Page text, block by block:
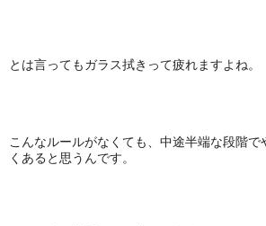
とは言ってもガラス拭きって疲れますよね。
こんなルールがなくても、中途半端な段階で
くあると思うんです。